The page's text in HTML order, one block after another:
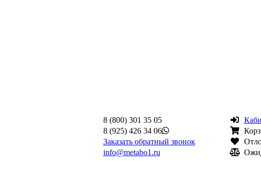
8 (800) 301 35 05
8 (925) 426 34 06
Заказать обратный звонок
info@metabo1.ru